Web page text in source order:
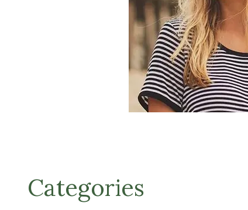
Categories